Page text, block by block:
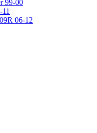
99-00
06-12